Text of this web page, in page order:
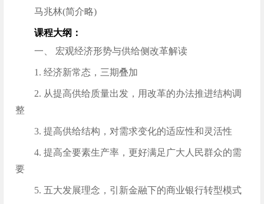
马兆林(简介略)
课程大纲：
一、 宏观经济形势与供给侧改革解读
1. 经济新常态，三期叠加
2. 从提高供给质量出发，用改革的办法推进结构调
整
3. 提高供给结构，对需求变化的适应性和灵活性
4. 提高全要素生产率，更好满足广大人民群众的需
要
5. 五大发展理念，引新金融下的商业银行转型模式